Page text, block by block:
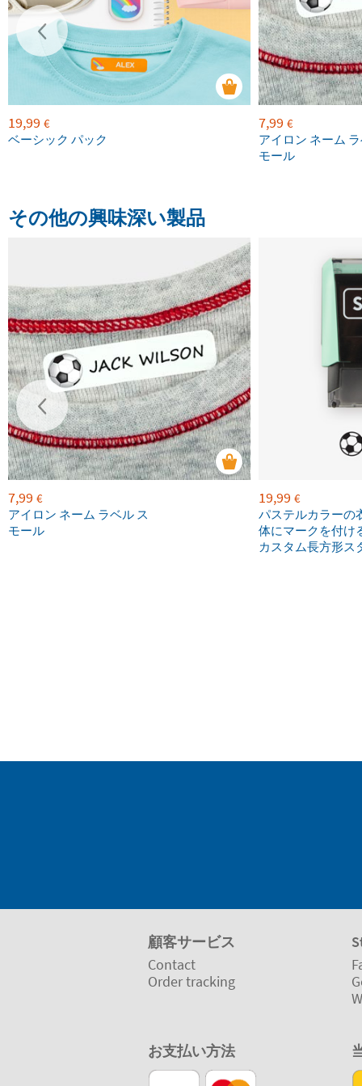
19,99 €
ベーシック パック
7,99 €
アイロン ネーム
モール
その他の興味深い製品
7,99 €
アイロン ネーム ラベル ス
モール
19,99 €
パステルカラーの
体にマークを付け
カスタム長方形ス
顧客サービス
Contact
Order tracking
お支払い方法